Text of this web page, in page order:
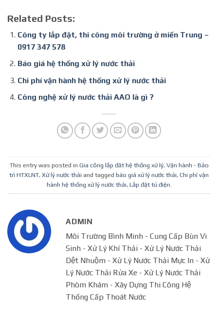
Related Posts:
Công ty lắp đặt, thi công môi trường ở miền Trung –
0917 347 578
Báo giá hệ thống xử lý nước thải
Chi phí vận hành hệ thống xử lý nước thải
Công nghệ xử lý nước thải AAO là gì ?
This entry was posted in Gia công lắp đăt hệ thống xử lý, Vận hành - Bảo
trì HTXLNT, Xử lý nước thải and tagged báo giá xử lý nước thải, Chi phí vận
hành hệ thống xử lý nước thải, Lắp đặt tủ điện
ADMIN
Môi Trường Bình Minh - Cung Cấp Bùn Vi
Sinh - Xử Lý Khí Thải - Xử Lý Nước Thải
Dệt Nhuộm - Xử Lý Nước Thải Mực In - Xử
Lý Nước Thải Rửa Xe - Xử Lý Nước Thải
Phòm Khám - Xây Dựng Thi Công Hệ
Thống Cấp Thoát Nước